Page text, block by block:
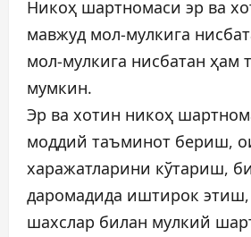
Никоҳ шартномаси эр ва
мавжуд мол-мулкига
мол-мулкига нисбатан ҳам
мумкин.
Эр ва хотин никоҳ
моддий таъминот бериш,
харажатларини кўтариш,
даромадида иштирок
шахслар билан мулкий